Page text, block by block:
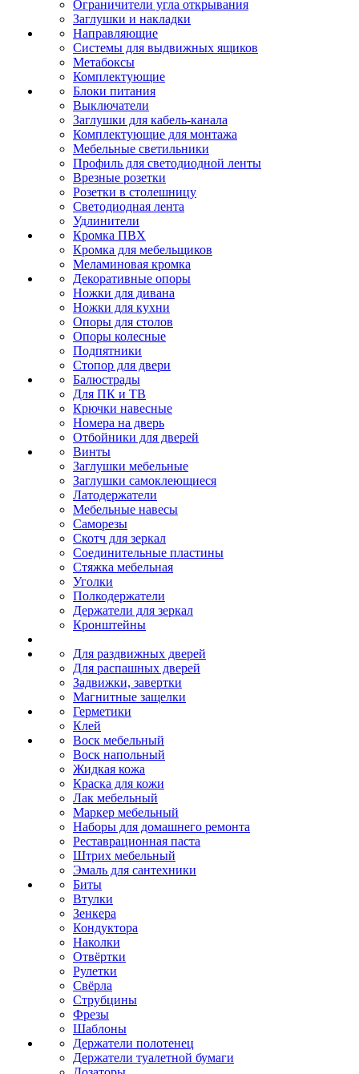
Ограничители угла открывания
Заглушки и накладки
Направляющие
Системы для выдвижных ящиков
Метабоксы
Комплектующие
Блоки питания
Выключатели
Заглушки для кабель-канала
Комплектующие для монтажа
Мебельные светильники
Профиль для светодиодной ленты
Врезные розетки
Розетки в столешницу
Светодиодная лента
Удлинители
Кромка ПВХ
Кромка для мебельщиков
Меламиновая кромка
Декоративные опоры
Ножки для дивана
Ножки для кухни
Опоры для столов
Опоры колесные
Подпятники
Стопор для двери
Балюстрады
Для ПК и ТВ
Крючки навесные
Номера на дверь
Отбойники для дверей
Винты
Заглушки мебельные
Заглушки самоклеющиеся
Латодержатели
Мебельные навесы
Саморезы
Скотч для зеркал
Соединительные пластины
Стяжка мебельная
Уголки
Полкодержатели
Держатели для зеркал
Кронштейны
Для раздвижных дверей
Для распашных дверей
Задвижки, завертки
Магнитные защелки
Герметики
Клей
Воск мебельный
Воск напольный
Жидкая кожа
Краска для кожи
Лак мебельный
Маркер мебельный
Наборы для домашнего ремонта
Реставрационная паста
Штрих мебельный
Эмаль для сантехники
Биты
Втулки
Зенкера
Кондуктора
Наколки
Отвёртки
Рулетки
Свёрла
Струбцины
Фрезы
Шаблоны
Держатели полотенец
Держатели туалетной бумаги